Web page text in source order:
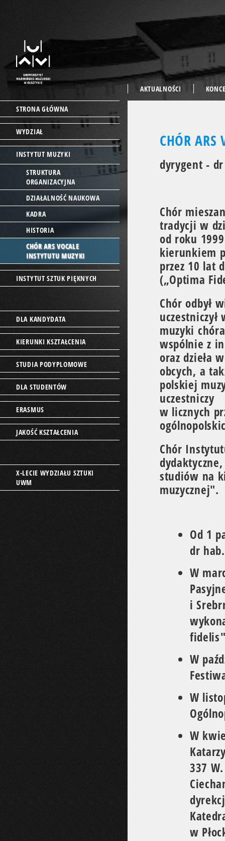
AKTUALNOŚCI
STRONA GŁÓWNA
WYDZIAŁ
INSTYTUT MUZYKI
STRUKTURA
ORGANIZACYJNA
DZIAŁALNOŚĆ NAUKOWA
KADRA
HISTORIA
CHÓR ARS VOCALE
INSTYTUTU MUZYKI
INSTYTUT SZTUK PIĘKNYCH
DLA KANDYDATA
KIERUNKI KSZTAŁCENIA
STUDIA PODYPLOMOWE
DLA STUDENTÓW
ERASMUS
JAKOŚĆ KSZTAŁCENIA
X-LECIE WYDZIAŁU SZTUKI
UWM
CHÓR ARS
dyrygent -
Chór
tradycji w
od roku
kierunkiem
przez 10 lat
(„Optima
Chór odbył
muzyki
wspólnie z
oraz dzieła
obcych, a
polskiej
uczestniczy
w licznych
Chór
studiów na
muzycznej".
Od 1
dr
W
i
W
W
W
337
w